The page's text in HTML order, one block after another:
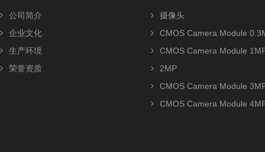
公司简介
企业文化
生产环境
荣誉资质
摄像头
CMOS Camera Module
CMOS Camera Module
2MP
CMOS Camera Module
CMOS Camera Module